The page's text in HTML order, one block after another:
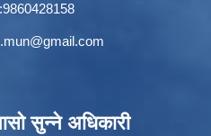
सुन्ने अधिकारी